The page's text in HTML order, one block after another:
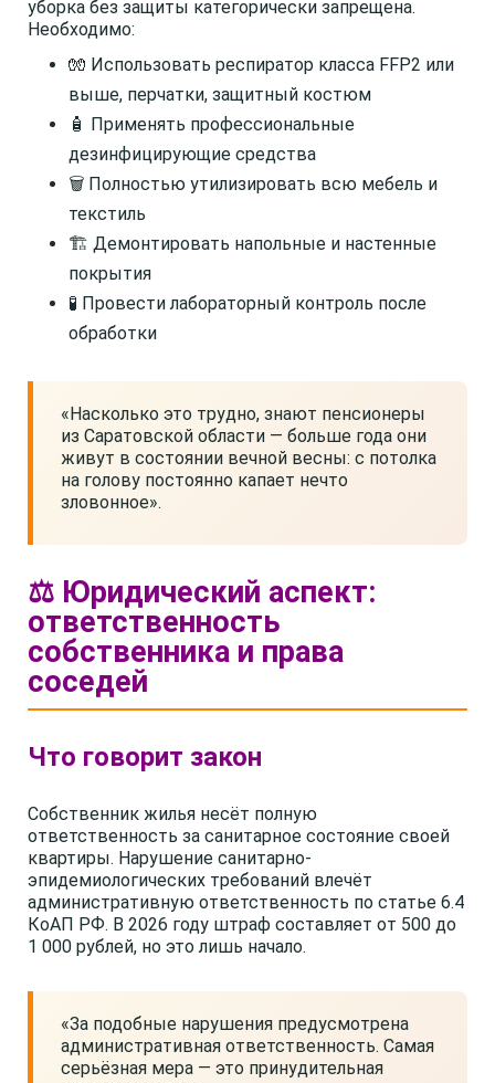
уборка без защиты категорически запрещена.
Необходимо:
🧤 Использовать респиратор класса FFP2 или
выше, перчатки, защитный костюм
🧴 Применять профессиональные
дезинфицирующие средства
🗑️ Полностью утилизировать всю мебель и
текстиль
🏗️ Демонтировать напольные и настенные
покрытия
🧪 Провести лабораторный контроль после
обработки
«Насколько это трудно, знают пенсионеры
из Саратовской области — больше года они
живут в состоянии вечной весны: с потолка
на голову постоянно капает нечто
зловонное».
⚖️ Юридический аспект:
ответственность
собственника и права
соседей
Что говорит закон
Собственник жилья несёт полную
ответственность за санитарное состояние своей
квартиры. Нарушение санитарно-
эпидемиологических требований влечёт
административную ответственность по статье 6.4
КоАП РФ. В 2026 году штраф составляет от 500 до
1 000 рублей, но это лишь начало.
«За подобные нарушения предусмотрена
административная ответственность. Самая
серьёзная мера — это принудительная